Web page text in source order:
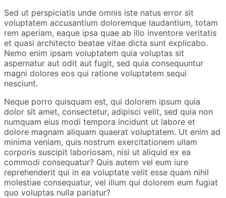
Sed ut perspiciatis unde omnis iste natus error sit
voluptatem accusantium doloremque laudantium, totam
rem aperiam, eaque ipsa quae ab illo inventore veritatis
et quasi architecto beatae vitae dicta sunt explicabo.
Nemo enim ipsam voluptatem quia voluptas sit
aspernatur aut odit aut fugit, sed quia consequuntur
magni dolores eos qui ratione voluptatem sequi
nesciunt.
Neque porro quisquam est, qui dolorem ipsum quia
dolor sit amet, consectetur, adipisci velit, sed quia non
numquam eius modi tempora incidunt ut labore et
dolore magnam aliquam quaerat voluptatem. Ut enim ad
minima veniam, quis nostrum exercitationem ullam
corporis suscipit laboriosam, nisi ut aliquid ex ea
commodi consequatur? Quis autem vel eum iure
reprehenderit qui in ea voluptate velit esse quam nihil
molestiae consequatur, vel illum qui dolorem eum fugiat
quo voluptas nulla pariatur?